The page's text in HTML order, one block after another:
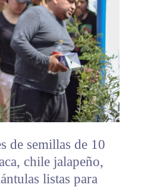
de semillas de 10
chile jalapeño,
listas para